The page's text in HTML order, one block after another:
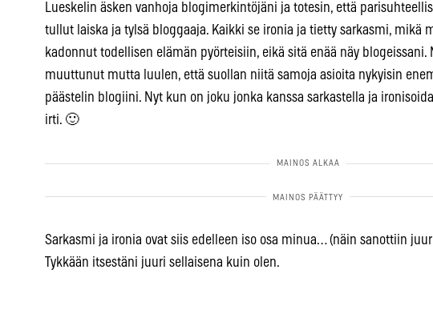
Lueskelin äsken vanhoja blogimerkintöjäni ja totesin, että
tullut laiska ja tylsä bloggaaja. Kaikki se ironia ja tietty sarkasmi, mikä
kadonnut todellisen elämän pyörteisiin, eikä sitä enää näy blogeissani.
muuttunut mutta luulen, että suollan niitä samoja asioita nykyisin
päästelin blogiini. Nyt kun on joku jonka kanssa sarkastella ja
irti. 🙂
Sarkasmi ja ironia ovat siis edelleen iso osa minua… (näin sanottiin
Tykkään itsestäni juuri sellaisena kuin olen.